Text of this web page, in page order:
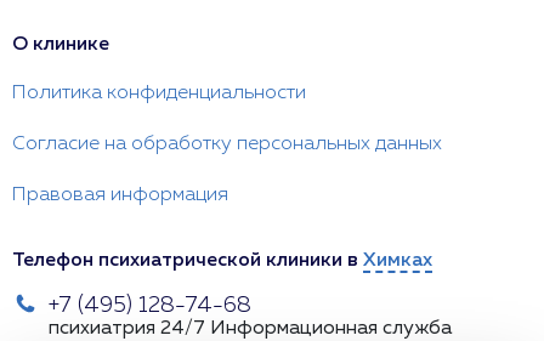
О клинике
Политика конфиденциальности
Согласие на обработку персональных данных
Правовая информация
Телефон психиатрической клиники в Химках
+7 (495) 128-74-68
психиатрия 24/7 Информационная служба